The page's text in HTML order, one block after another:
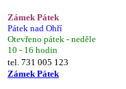
Zámek Pátek
Pátek nad Ohří
Otevřeno pátek - neděle
10 - 16 hodin
tel. 731 005 123
Zámek Pátek